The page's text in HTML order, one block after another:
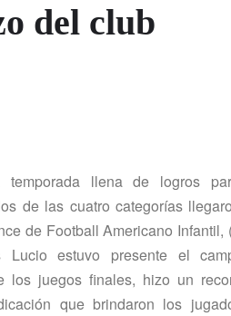
del club
temporada llena de logros
de las cuatro categorí­as
de Football Americano Infantil,
Lucio estuvo presente el
los juegos finales, hizo un
que brindaron los